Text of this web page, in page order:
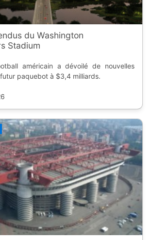
du Washington
Stadium
américain a dévoilé de nouvelles
paquebot à $3,4 milliards.